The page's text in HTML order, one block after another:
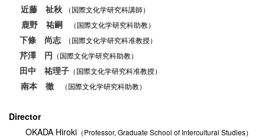
近藤 祉秋 （国際文化学研究科講師）
鹿野 祐嗣 （国際文化学研究科助教）
下條 尚志 （国際文化学研究科准教授）
芹澤 円 （国際文化学研究科助教）
田中 祐理子 （国際文化学研究科准教授）
南本 徹 （国際文化学研究科助教）
Director
OKADA Hiroki （Professor, Graduate School of Intercultural Studies）